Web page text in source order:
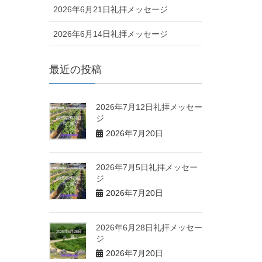
2026年6月21日礼拝メッセージ
2026年6月14日礼拝メッセージ
最近の投稿
2026年7月12日礼拝メッセー
ジ
2026年7月20日
2026年7月5日礼拝メッセー
ジ
2026年7月20日
2026年6月28日礼拝メッセー
ジ
2026年7月20日